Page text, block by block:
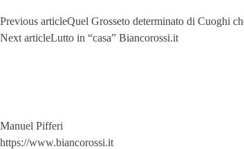
Previous articleQuel Grosseto determinato di Cuoghi
Next articleLutto in “casa” Biancorossi.it
Manuel Pifferi
https://www.biancorossi.it